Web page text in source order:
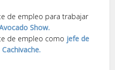
de empleo para trabajar
Show.
de empleo como jefe de